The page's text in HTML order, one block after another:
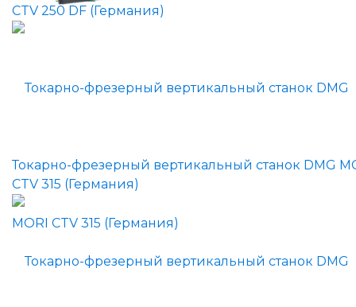
CTV 250 DF (Германия)
Токарно-фрезерный вертикальный станок DMG
CTV 315 (Германия)